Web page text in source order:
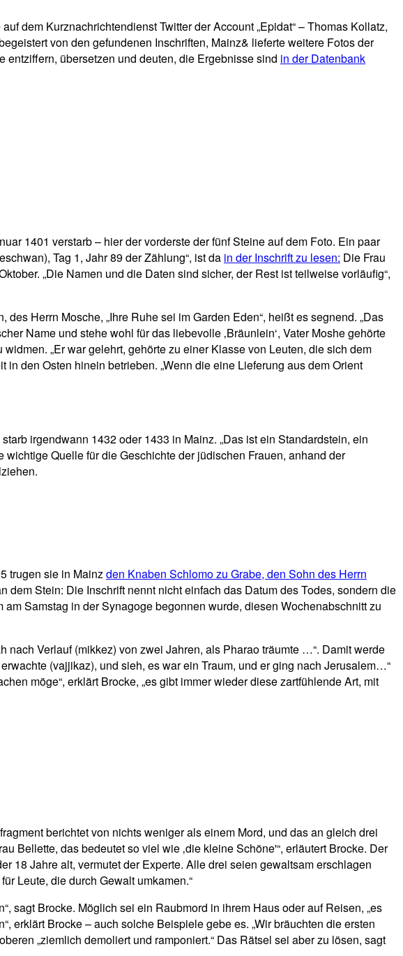
dem Kurznachrichtendienst Twitter der Account „Epidat“ – Thomas Kollatz,
von den gefundenen Inschriften, Mainz& lieferte weitere Fotos der
übersetzen und deuten, die Ergebnisse sind in der Datenbank
1401 verstarb – hier der vorderste der fünf Steine auf dem Foto. Ein paar
Tag 1, Jahr 89 der Zählung“, ist da in der Inschrift zu lesen: Die Frau
„Die Namen und die Daten sind sicher, der Rest ist teilweise vorläufig“,
Herrn Mosche, „Ihre Ruhe sei im Garden Eden“, heißt es segnend. „Das
Name und stehe wohl für das liebevolle ‚Bräunlein‘, Vater Moshe gehörte
„Er war gelehrt, gehörte zu einer Klasse von Leuten, die sich dem
den Osten hinein betrieben. „Wenn die eine Lieferung aus dem Orient
starb irgendwann 1432 oder 1433 in Mainz. „Das ist ein Standardstein, ein
Quelle für die Geschichte der jüdischen Frauen, anhand der
trugen sie in Mainzden Knaben Schlomo zu Grabe, den Sohn des Herrn
Stein: Die Inschrift nennt nicht einfach das Datum des Todes, sondern die
Samstag in der Synagoge begonnen wurde, diesen Wochenabschnitt zu
Verlauf (mikkez) von zwei Jahren, als Pharao träumte …“. Damit werde
(vajjikaz), und sieh, es war ein Traum, und er ging nach Jerusalem…“
möge“, erklärt Brocke, „es gibt immer wieder diese zartfühlende Art, mit
berichtet von nichts weniger als einem Mord, und das an gleich drei
Bellette, das bedeutet so viel wie ‚die kleine Schöne'“, erläutert Brocke. Der
18 Jahre alt, vermutet der Experte. Alle drei seien gewaltsam erschlagen
Leute, die durch Gewalt umkamen.“
sagt Brocke. Möglich sei ein Raubmord in ihrem Haus oder auf Reisen, „es
erklärt Brocke – auch solche Beispiele gebe es. „Wir bräuchten die ersten
„ziemlich demoliert und ramponiert.“ Das Rätsel sei aber zu lösen, sagt